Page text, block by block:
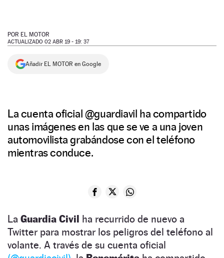
POR EL MOTOR
ACTUALIZADO 02 ABR 19 - 19: 37
Añadir EL MOTOR en Google
La cuenta oficial @guardiavil ha compartido
unas imágenes en las que se ve a una joven
automovilista grabándose con el teléfono
mientras conduce.
La Guardia Civil ha recurrido de nuevo a
Twitter para mostrar los peligros del teléfono al
volante. A través de su cuenta oficial